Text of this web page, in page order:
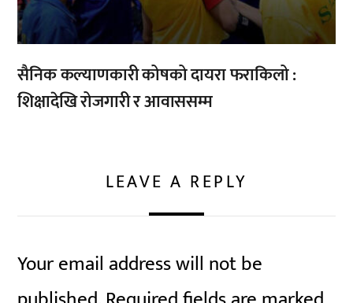
सैनिक कल्याणकारी कोषको दायरा फराकिलो :
शिक्षादेखि रोजगारी र आवाससम्म
LEAVE A REPLY
Your email address will not be